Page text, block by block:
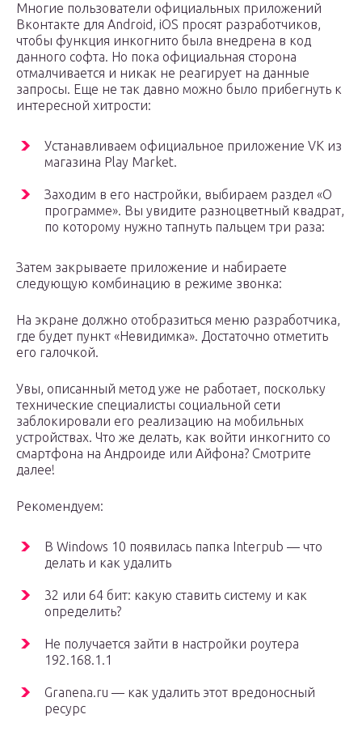
Многие пользователи официальных приложений
Вконтакте для Android, iOS просят разработчиков,
чтобы функция инкогнито была внедрена в код
данного софта. Но пока официальная сторона
отмалчивается и никак не реагирует на данные
запросы. Еще не так давно можно было прибегнуть к
интересной хитрости:
Устанавливаем официальное приложение VK из
магазина Play Market.
Заходим в его настройки, выбираем раздел «О
программе». Вы увидите разноцветный квадрат,
по которому нужно тапнуть пальцем три раза:
Затем закрываете приложение и набираете
следующую комбинацию в режиме звонка:
На экране должно отобразиться меню разработчика,
где будет пункт «Невидимка». Достаточно отметить
его галочкой.
Увы, описанный метод уже не работает, поскольку
технические специалисты социальной сети
заблокировали его реализацию на мобильных
устройствах. Что же делать, как войти инкогнито со
смартфона на Андроиде или Айфона? Смотрите
далее!
Рекомендуем:
В Windows 10 появилась папка Interpub — что
делать и как удалить
32 или 64 бит: какую ставить систему и как
определить?
Не получается зайти в настройки роутера
192.168.1.1
Granena.ru — как удалить этот вредоносный
ресурс